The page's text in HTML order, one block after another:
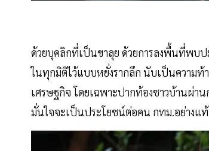
ด้วยบุคลิกที่เป็นขาลุย ด้วยการลงพื้นที่พบ
ในทุกมิติไว้แบบหยั่งรากลึก นับเป็นความ
เศรษฐกิจ โดยเฉพาะปากท้องชาวบ้านผ่
มั่นใจจะเป็นประโยชน์ต่อคน กทม.อย่างแท้